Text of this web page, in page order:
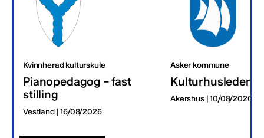
Kvinnherad kulturskule
Pianopedagog – fast
stilling
Vestland | 16/08/2026
Asker kommune
Kulturhusleder
Akershus | 10/08/2026